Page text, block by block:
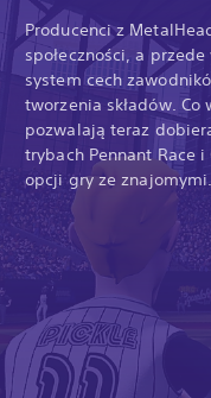
Producenci z
społeczności, a
system cech
tworzenia składów.
pozwalają teraz
trybach Pennant Race
opcji gry ze znajomymi.